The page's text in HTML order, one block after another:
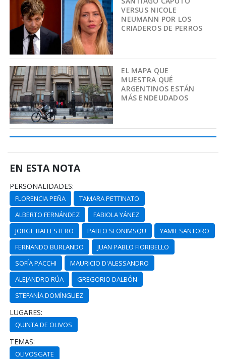
VERSUS NICOLE
NEUMANN POR LOS
CRIADEROS DE PERROS
EL MAPA QUE
MUESTRA QUÉ
ARGENTINOS ESTÁN
MÁS ENDEUDADOS
EN ESTA NOTA
PERSONALIDADES:
FLORENCIA PEÑA
TAMARA PETTINATO
ALBERTO FERNÁNDEZ
FABIOLA YÁNEZ
JORGE BALLESTERO
PABLO SLONIMSQU
YAMIL SANTORO
FERNANDO BURLANDO
JUAN PABLO FIORIBELLO
SOFÍA PACCHI
MAURICIO D'ALESSANDRO
ALEJANDRO RÚA
GREGORIO DALBÓN
STEFANÍA DOMÍNGUEZ
LUGARES:
QUINTA DE OLIVOS
TEMAS:
OLIVOSGATE